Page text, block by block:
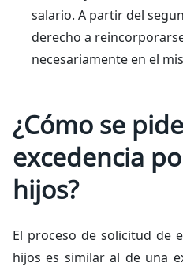
salario. A partir del
derecho a
necesariamente en el
¿Cómo se
excedencia
hijos?
El proceso de solicitud de
hijos es similar al de una